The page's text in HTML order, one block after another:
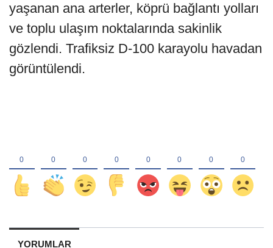
yaşanan ana arterler, köprü bağlantı yolları
ve toplu ulaşım noktalarında sakinlik
gözlendi. Trafiksiz D-100 karayolu havadan
görüntülendi.
YORUMLAR